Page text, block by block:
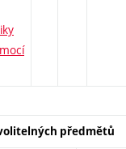
předmětů